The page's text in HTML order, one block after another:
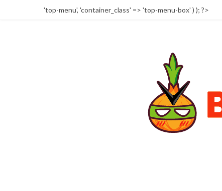
'top-menu', 'container_class' => 'top-menu-box' ) ); ?>